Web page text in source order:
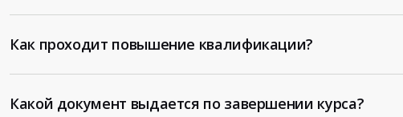
Как проходит повышение квалификации?
Какой документ выдается по завершении курса?